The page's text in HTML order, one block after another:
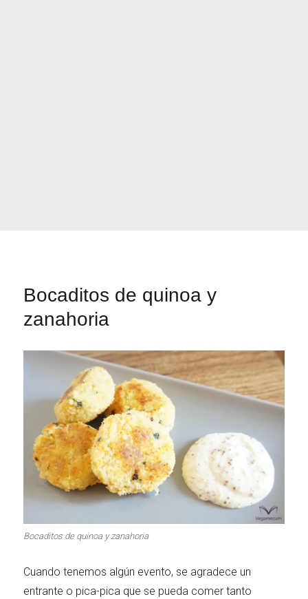
Bocaditos de quinoa y
zanahoria
Bocaditos de quinoa y zanahoria
Cuando tenemos algún evento, se agradece un
entrante o pica-pica que se pueda comer tanto